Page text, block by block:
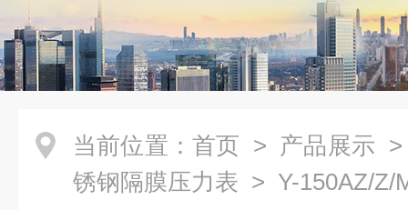
当前位置： 首页 > 产品展示
锈钢隔膜压力表 > Y-150AZ/Z/